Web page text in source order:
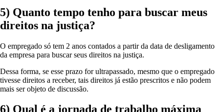
5) Quanto tempo tenho para buscar meus
direitos na justiça?
O empregado só tem 2 anos contados a partir da data de desligamento
da empresa para buscar seus direitos na justiça.
Dessa forma, se esse prazo for ultrapassado, mesmo que o empregado
tivesse direitos a receber, tais direitos já estão prescritos e não podem
mais ser objeto de discussão.
6) Qual é a jornada de trabalho máxima